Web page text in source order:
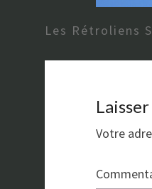
Les Rétroliens
Votre